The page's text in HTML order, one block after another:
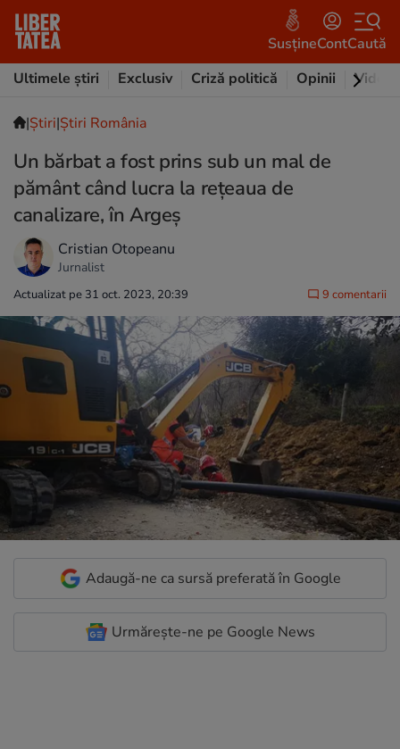
SusțineContCaută
Ultimele știri
Exclusiv Criză politică Opinii Video
|Ştiri|Știri România
Un bărbat a fost prins sub un mal de
pământ când lucra la reţeaua de
canalizare, în Argeș
Cristian Otopeanu
Jurnalist
Actualizat pe 31 oct. 2023, 20:39 9 comentarii
Adaugă-ne ca sursă preferată în Google
Urmărește-ne pe Google News